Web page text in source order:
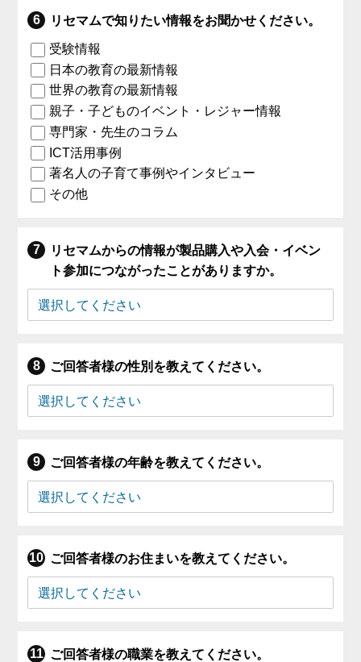
リセマムで知りたい情報をお聞かせください。
受験情報
日本の教育の最新情報
世界の教育の最新情報
親子・子どものイベント・レジャー情報
専門家・先生のコラム
ICT活用事例
著名人の子育て事例やインタビュー
その他
リセマムからの情報が製品購入や入会・イベン
ト参加につながったことがありますか。
ご回答者様の性別を教えてください。
ご回答者様の年齢を教えてください。
ご回答者様のお住まいを教えてください。
ご回答者様の職業を教えてください。